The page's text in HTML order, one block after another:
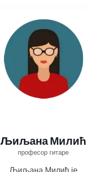
Љиљана Милић
професор гитаре